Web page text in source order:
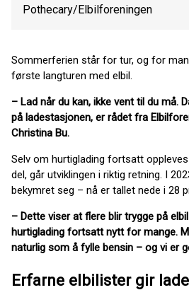
Pothecary/Elbilforeningen
Sommerferien står for tur, og for
første langturen med elbil.
– Lad når du kan, ikke vent til du må.
på ladestasjonen, er rådet fra
Christina Bu.
Selv om hurtiglading fortsatt
del, går utviklingen i riktig retning. I
bekymret seg – nå er tallet nede i 28
– Dette viser at flere blir trygge på
hurtiglading fortsatt nytt for mange.
naturlig som å fylle bensin – og vi er
Erfarne elbilister gir